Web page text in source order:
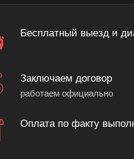
Бесплатный выезд и
Заключаем договор
работаем официально
Оплата по факту